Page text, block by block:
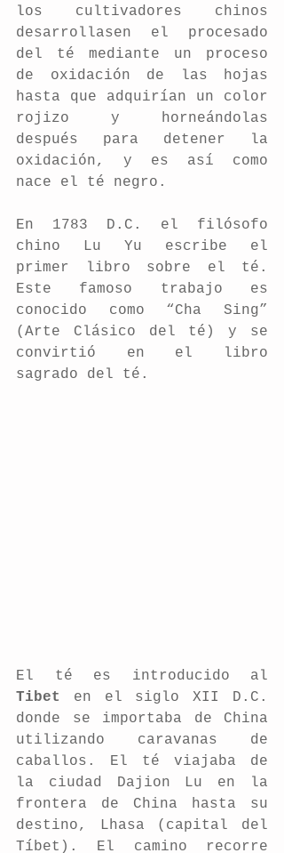
los cultivadores chinos
desarrollasen el procesado
del té mediante un proceso
de oxidación de las hojas
hasta que adquirían un color
rojizo y horneándolas
después para detener la
oxidación, y es así como
nace el té negro.
En 1783 D.C. el filósofo
chino Lu Yu escribe el
primer libro sobre el té.
Este famoso trabajo es
conocido como “Cha Sing”
(Arte Clásico del té) y se
convirtió en el libro
sagrado del té.
Tibet
en el siglo XII D.C.
donde se importaba de China
utilizando caravanas de
caballos. El té viajaba de
la ciudad Dajion Lu en la
frontera de China hasta su
destino, Lhasa (capital del
Tíbet). El camino recorre